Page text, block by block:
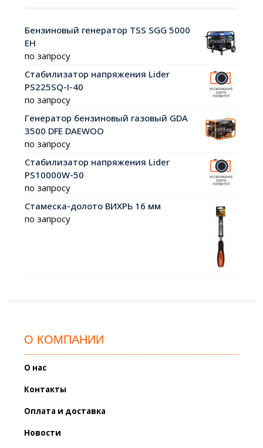
Бензиновый генератор TSS SGG 5000
EH
по запросу
Стабилизатор напряжения Lider
PS225SQ-I-40
по запросу
Генератор бензиновый газовый GDA
3500 DFE DAEWOO
по запросу
Стабилизатор напряжения Lider
PS10000W-50
по запросу
Стамеска-долото ВИХРЬ 16 мм
по запросу
О КОМПАНИИ
О нас
Контакты
Оплата и доставка
Новости